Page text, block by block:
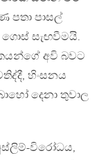
පතා පාසල්
සැඟවීමයි.
අවි බවට
හිංසනය
දෙනා තුවාල
විරෝධය,